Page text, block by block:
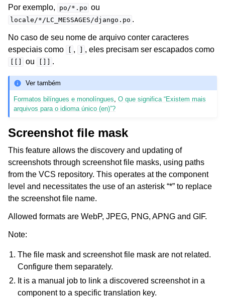
Por exemplo, po/*.po ou
locale/*/LC_MESSAGES/django.po .
No caso de seu nome de arquivo conter caracteres
especiais como
, , eles precisam ser escapados como
ou .
Ver também
Formatos bilíngues e monolíngues ,O que significa “Existem mais
arquivos para o idioma único (en)”?
Screenshot file mask
This feature allows the discovery and updating of
screenshots through screenshot file masks, using paths
from the VCS repository. This operates at the component
level and necessitates the use of an asterisk “*” to replace
the screenshot file name.
Allowed formats are WebP, JPEG, PNG, APNG and GIF.
Note:
The file mask and screenshot file mask are not related.
Configure them separately.
It is a manual job to link a discovered screenshot in a
component to a specific translation key.